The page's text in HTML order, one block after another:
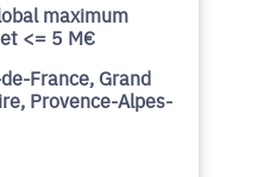
maximum
<= 5 M€
France, Grand
Provence-Alpes-